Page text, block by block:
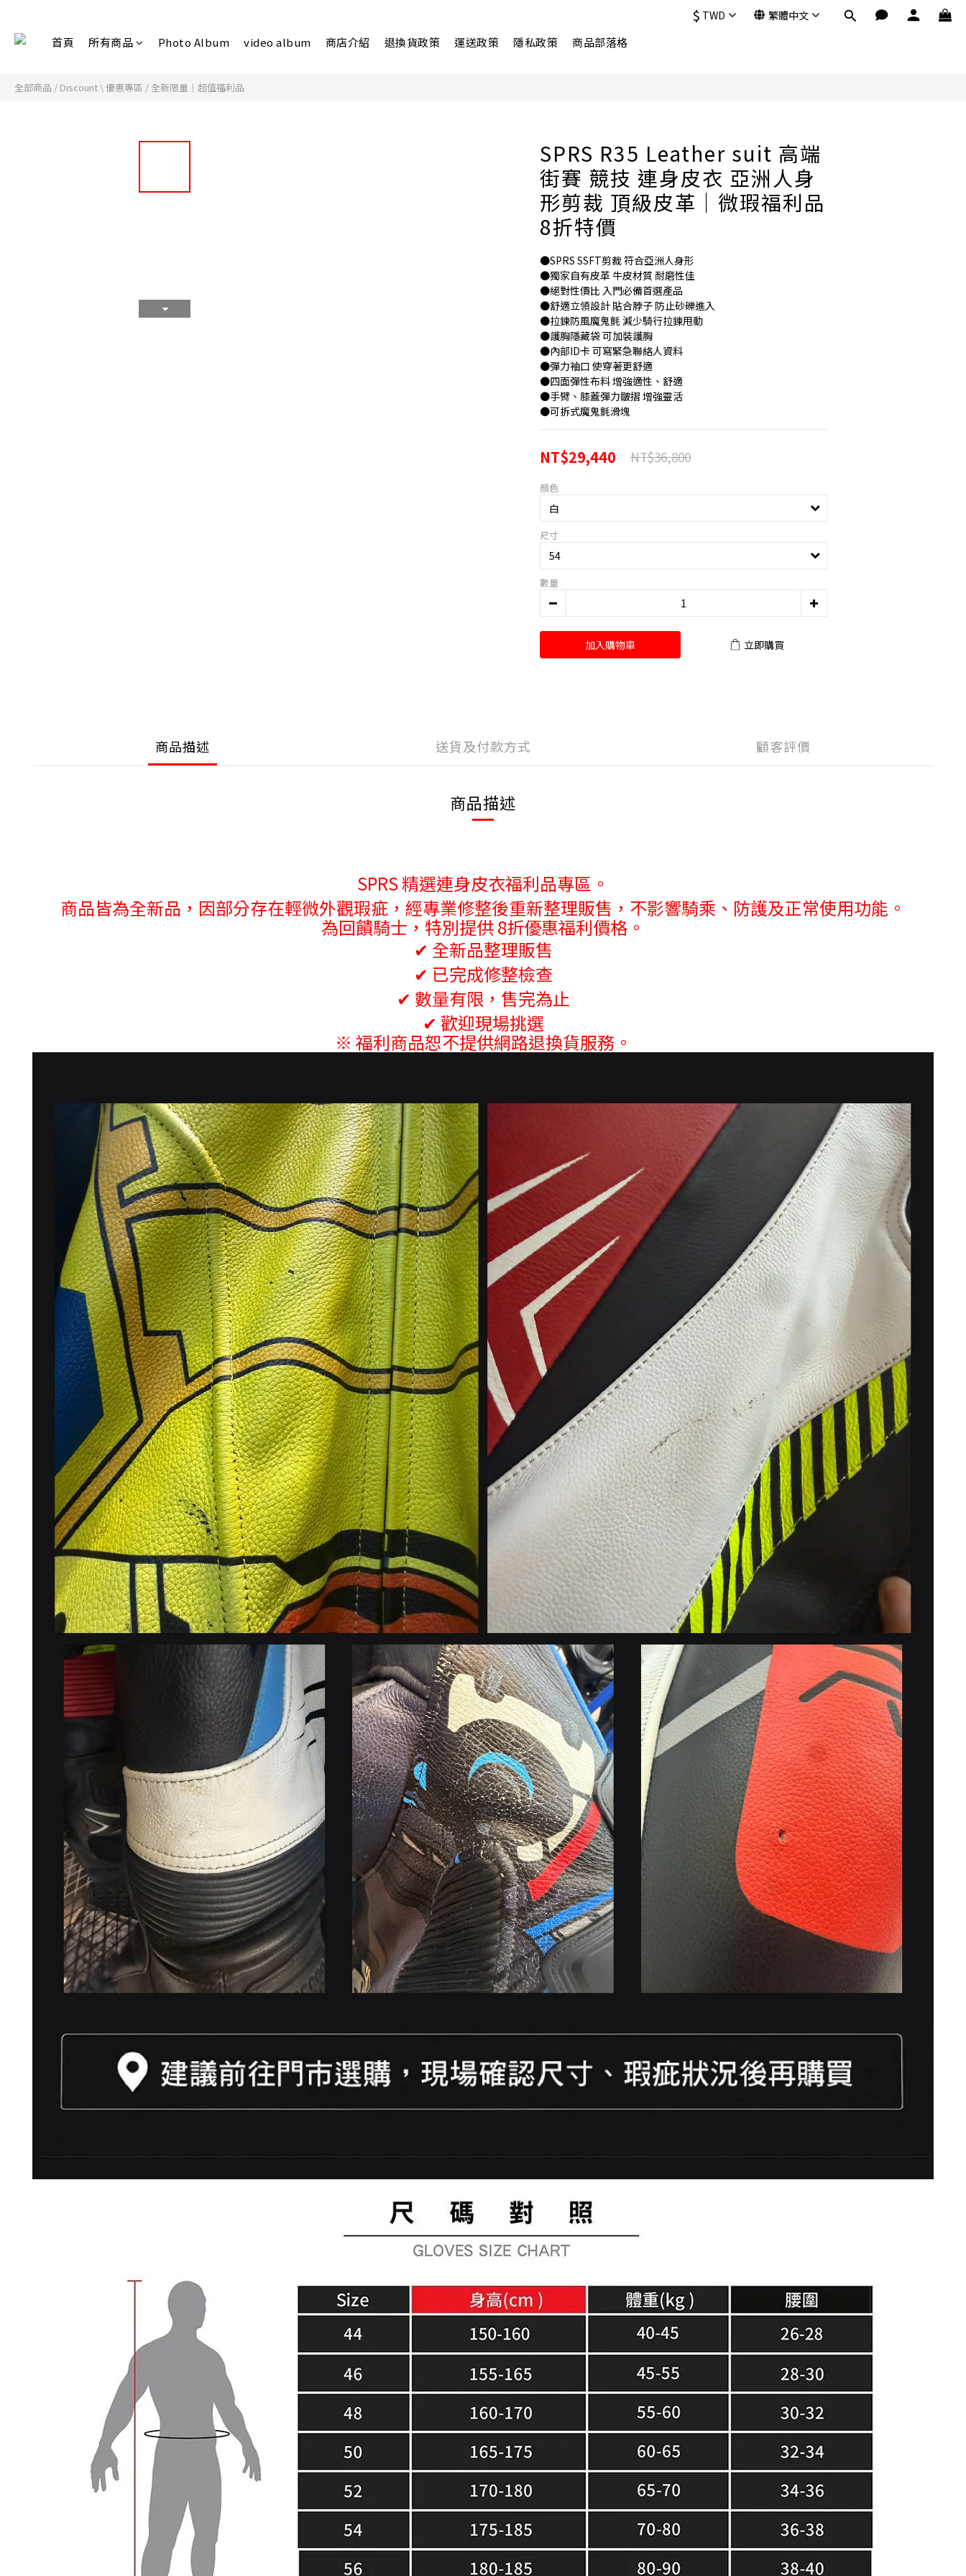
$ TWD 繁體中文
首頁 所有商品 Photo Album video album 商店介紹 退換貨政策 運送政策 隱私政策 商品部落格
全部商品 / Discount \ 優惠專區 / 全新限量｜超值福利品
SPRS R35 Leather suit 高端
街賽 競技 連身皮衣 亞洲人身
形剪裁 頂級皮革｜微瑕福利品
8折特價
●SPRS SSFT剪裁 符合亞洲人身形
●獨家自有皮革 牛皮材質 耐磨性佳
●絕對性價比 入門必備首選產品
●舒適立領設計 貼合脖子 防止砂礫進入
●拉鍊防風魔鬼氈 減少騎行拉鍊甩動
●護胸隱藏袋 可加裝護胸
●內部ID卡 可寫緊急聯絡人資料
●彈力袖口 使穿著更舒適
●四面彈性布料 增強適性、舒適
●手臂、膝蓋彈力皺摺 增強靈活
●可拆式魔鬼氈滑塊
NT$29,440 NT$36,800
顏色
尺寸
數量
加入購物車 立即購買
商品描述 送貨及付款方式 顧客評價
商品描述
SPRS 精選連身皮衣福利品專區。
商品皆為全新品，因部分存在輕微外觀瑕疵，經專業修整後重新整理販售，不影響騎乘、防護及正常使用功能。
為回饋騎士，特別提供 8折優惠福利價格。
✔ 全新品整理販售
✔ 已完成修整檢查
✔ 數量有限，售完為止
✔ 歡迎現場挑選
※ 福利商品恕不提供網路退換貨服務。
立即購買